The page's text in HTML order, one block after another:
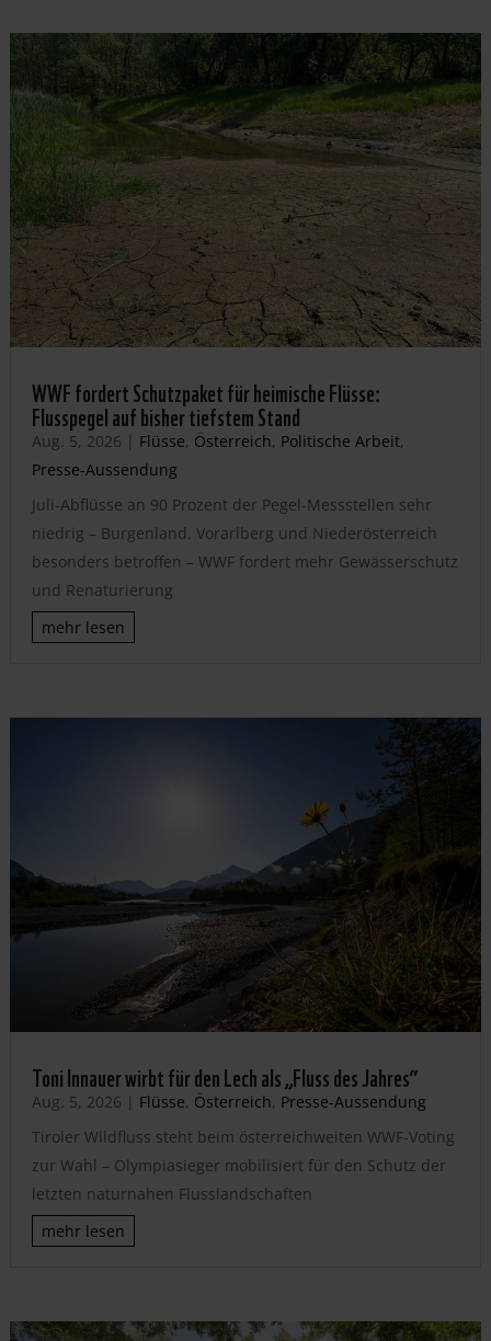
WWF fordert Schutzpaket für heimische Flüsse:
Flusspegel auf bisher tiefstem Stand
Aug. 5, 2026 | Flüsse, Österreich, Politische Arbeit,
Presse-Aussendung
Juli-Abflüsse an 90 Prozent der Pegel-Messstellen sehr
niedrig – Burgenland, Vorarlberg und Niederösterreich
besonders betroffen – WWF fordert mehr Gewässerschutz
und Renaturierung
mehr lesen
Toni Innauer wirbt für den Lech als „Fluss des Jahres“
Aug. 5, 2026 | Flüsse, Österreich, Presse-Aussendung
Tiroler Wildfluss steht beim österreichweiten WWF-Voting
zur Wahl – Olympiasieger mobilisiert für den Schutz der
letzten naturnahen Flusslandschaften
mehr lesen